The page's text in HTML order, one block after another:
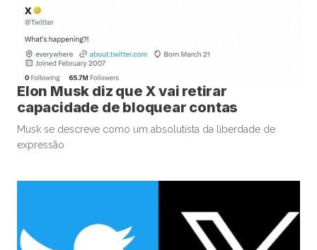
Elon Musk diz que X vai retirar
capacidade de bloquear contas
Musk se descreve como um absolutista da liberdade de
expressão